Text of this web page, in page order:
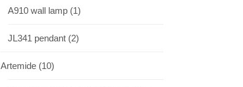
A910 wall lamp (1)
JL341 pendant (2)
Artemide (10)